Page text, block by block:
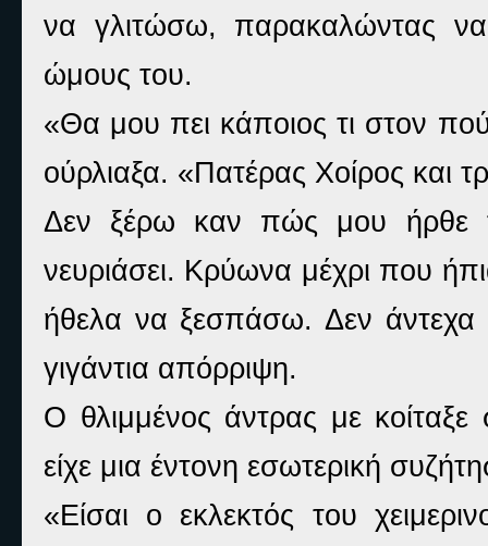
να γλιτώσω, παρακαλώντας
ώμους του.
«Θα μου πει κάποιος τι στον
ούρλιαξα. «Πατέρας Χοίρος και
Δεν ξέρω καν πώς μου ήρθε
νευριάσει. Κρύωνα μέχρι που
ήθελα να ξεσπάσω. Δεν άντεχα
γιγάντια απόρριψη.
Ο θλιμμένος άντρας με
είχε μια έντονη εσωτερική
«Είσαι ο εκλεκτός του